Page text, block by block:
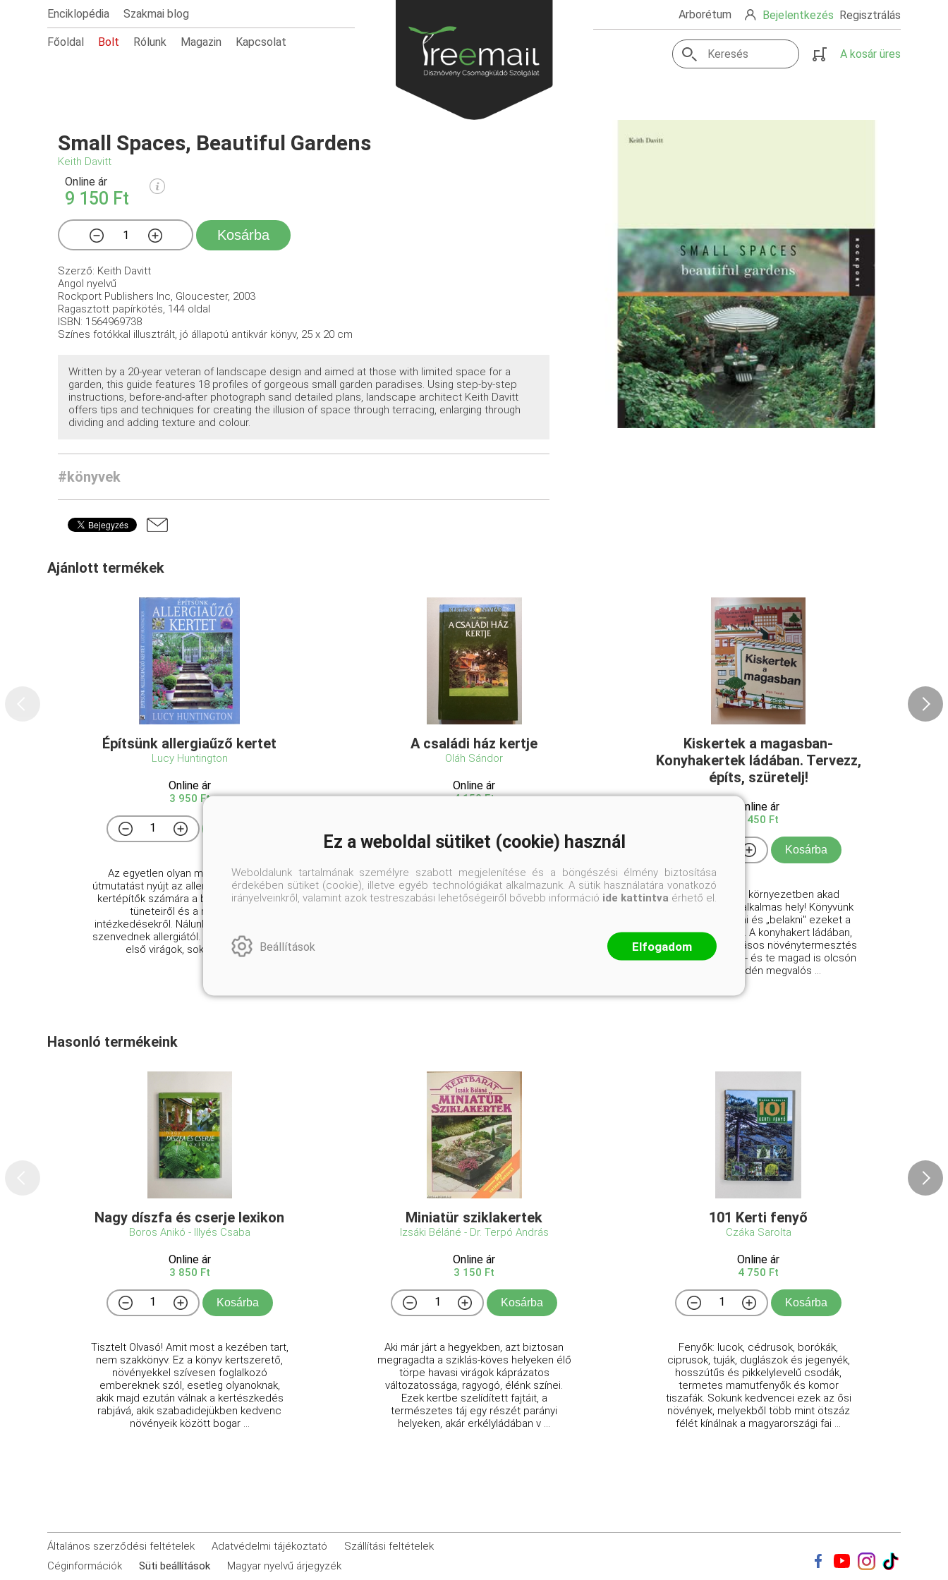
Enciklopédia Szakmai blog
Főoldal Bolt Rólunk Magazin Kapcsolat
Arborétum Bejelentkezés Regisztrálás
A kosár üres
Small Spaces, Beautiful Gardens
Keith Davitt
Online ár
9 150 Ft
Kosárba
Szerző: Keith Davitt
Angol nyelvű
Rockport Publishers Inc, Gloucester, 2003
Ragasztott papírkötés, 144 oldal
ISBN: 1564969738
Színes fotókkal illusztrált, jó állapotú antikvár könyv, 25 x 20 cm
Written by a 20-year veteran of landscape design and aimed at those with limited space for a
garden, this guide features 18 profiles of gorgeous small garden paradises. Using step-by-step
instructions, before-and-after photograph sand detailed plans, landscape architect Keith Davitt
offers tips and techniques for creating the illusion of space through terracing, enlarging through
dividing and adding texture and colour.
#könyvek
Ajánlott termékek
Építsünk allergiaűző kertet
Lucy Huntington
Online ár
3 950 Ft
Az ​egyetlen olyan mű, amely teljes
útmutatást nyújt az allergiában szenvedő
kertépítők számára a betegség okairól,
tüneteiről és a megelőző
intézkedésekről. Nálunk is egyre többen
szenvednek allergiától. Ahogy kinyílnak az
első virágok, sokan se lát ...
A családi ház kertje
Oláh Sándor
Online ár
4 150 Ft
A családi ház kertje az a kert, amit
minden kertész mélyen a magáénak érez
és minden igyekezetével arra törekszik,
Kiskertek a magasban-
Konyhakertek ládában. Tervezz,
építs, szüretelj!
Online ár
4 450 Ft
Kosárba
Szinte minden környezetben akad
kertészkedésre alkalmas hely! Könyvünk
segít megkeresni és „belakni" ezeket a
rejtett zugokat is. A konyhakert ládában,
azaz a magaságyásos növénytermesztés
valóságos csoda - és te magad is olcsón
és könnyedén megvalós ...
Hasonló termékeink
Nagy díszfa és cserje lexikon
Boros Anikó - Illyés Csaba
Online ár
3 850 Ft
Kosárba
Tisztelt Olvasó! Amit most a kezében tart,
nem szakkönyv. Ez a könyv kertszerető,
növényekkel szívesen foglalkozó
embereknek szól, esetleg olyanoknak,
akik majd ezután válnak a kertészkedés
rabjává, akik szabadidejükben kedvenc
növényeik között bogar ...
Miniatür sziklakertek
Izsáki Béláné - Dr. Terpó András
Online ár
3 150 Ft
Kosárba
Aki már járt a hegyekben, azt biztosan
megragadta a sziklás-köves helyeken élő
törpe havasi virágok káprázatos
változatossága, ragyogó, élénk színei.
Ezek kertbe szelídített fajtáit, a
természetes táj egy részét parányi
helyeken, akár erkélyládában v ...
101 Kerti fenyő
Czáka Sarolta
Online ár
4 750 Ft
Kosárba
Fenyők: lucok, cédrusok, borókák,
ciprusok, tuják, duglászok és jegenyék,
hosszútűs és pikkelylevelű csodák,
termetes mamutfenyők és komor
tiszafák. Sokunk kedvencei ezek az ősi
növények, melyekből több mint ötszáz
félét kínálnak a magyarországi fai ...
Általános szerződési feltételek Adatvédelmi tájékoztató
Szállítási feltételek
Céginformációk
Süti beállítások
Magyar nyelvű árjegyzék
Ez a weboldal sütiket (cookie) használ
Weboldalunk tartalmának személyre szabott megjelenítése és a böngészési élmény biztosítása
érdekében sütiket (cookie), illetve egyéb technológiákat alkalmazunk. A sütik használatára vonatkozó
irányelveinkről, valamint azok testreszabási lehetőségeiről bővebb információ ide kattintva érhető el.
Beállítások Elfogadom